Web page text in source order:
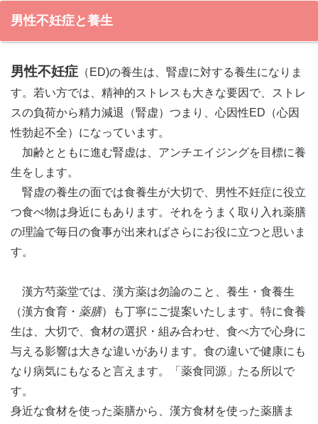
男性不妊症と養生
男性不妊症 （ED)の養生は、腎虚に対する養生になりま
す。若い方では、精神的ストレスも大きな要因で、ストレ
スの負荷から精力減退（腎虚）つまり、心因性ED（心因
性勃起不全）になっています。
加齢とともに進む腎虚は、アンチエイジングを目標に養
生をします。
腎虚の養生の面では食養生が大切で、男性不妊症に役立
つ食べ物は身近にもあります。それをうまく取り入れ薬膳
の理論で毎日の食事が出来ればさらにお役に立つと思いま
す。
漢方芍薬堂では、漢方薬は勿論のこと、養生・食養生
（漢方食育・ 薬膳）も丁寧にご提案いたします。特に食養
生は、大切で、食材の選択・組み合わせ、食べ方で心身に
与える影響は大きな違いがあります。食の違いで健康にも
なり病気にもなると言えます。「薬食同源」たる所以で
す。
身近な食材を使った薬膳から、漢方食材を使った薬膳ま